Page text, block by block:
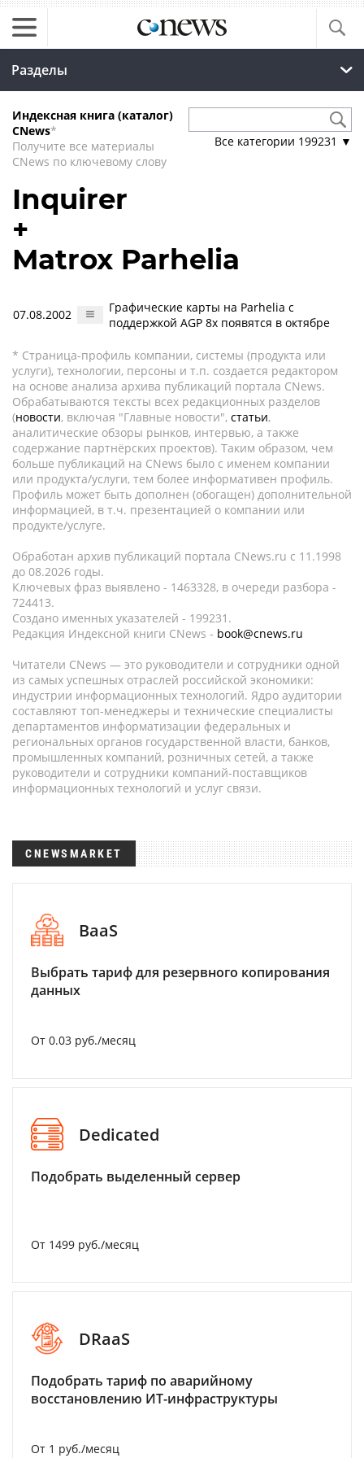
Разделы
Индексная книга (каталог)
CNews*
Получите все материалы
CNews по ключевому слову
Все категории 199231 ▼
Inquirer
+
Matrox Parhelia
07.08.2002
Графические карты на Parhelia с
поддержкой AGP 8x появятся в октябре
* Страница-профиль компании, системы (продукта или
услуги), технологии, персоны и т.п. создается редактором
на основе анализа архива публикаций портала CNews.
Обрабатываются тексты всех редакционных разделов
(новости, включая "Главные новости", статьи,
аналитические обзоры рынков, интервью, а также
содержание партнёрских проектов). Таким образом, чем
больше публикаций на CNews было с именем компании
или продукта/услуги, тем более информативен профиль.
Профиль может быть дополнен (обогащен) дополнительной
информацией, в т.ч. презентацией о компании или
продукте/услуге.
Обработан архив публикаций портала CNews.ru c 11.1998
до 08.2026 годы.
Ключевых фраз выявлено - 1463328, в очереди разбора -
724413.
Создано именных указателей - 199231.
Редакция Индексной книги CNews - book@cnews.ru
Читатели CNews — это руководители и сотрудники одной
из самых успешных отраслей российской экономики:
индустрии информационных технологий. Ядро аудитории
составляют топ-менеджеры и технические специалисты
департаментов информатизации федеральных и
региональных органов государственной власти, банков,
промышленных компаний, розничных сетей, а также
руководители и сотрудники компаний-поставщиков
информационных технологий и услуг связи.
CNEWSMARKET
BaaS
Выбрать тариф для резервного копирования
данных
От 0.03 руб./месяц
Dedicated
Подобрать выделенный сервер
От 1499 руб./месяц
DRaaS
Подобрать тариф по аварийному
восстановлению ИТ-инфраструктуры
От 1 руб./месяц